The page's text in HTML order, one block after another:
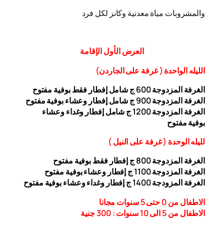
والمشروبات مياة معدنية وكانز لكل فرد
العرضالأولالإقامة
الليله الواحدة ( غرفة على الجاردن)
الغرفة المزدوجة
600 ج شامل إفطار فقط بوفية مفتوح
الغرفة المزدوجة 900 ج شامل إفطار وعشاء بوفية مفتوح
الغرفة المزدوجة 1200 ج شامل إفطار وغداء وعشاء
بوفيةمفتوح
لليله الوحدة (غرفة على النيل)
الغرفة المزدوجة
800
ج إفطار فقط بوفية مفتوح
الغرفة المزدوجة 1
100 ج إفطار وعشاء بوفية مفتوح
الغرفة المزودجة 1
400 ج إفطار وغداء وعشاء بوفية مفتوح
الاطفال من 0 حتى 5 سنوات مجانا
الاطفال من 5 الى 10 سنوات : 300
جنية